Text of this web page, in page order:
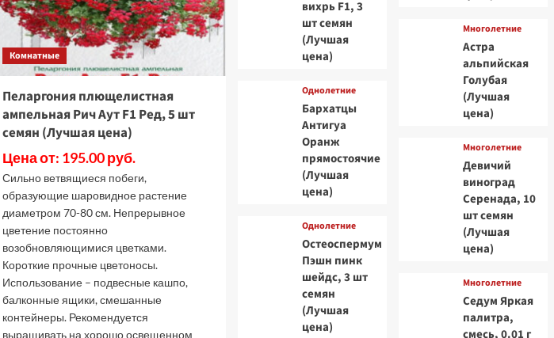
Комнатные
Пеларгония плющелистная
ампельная Рич Аут F1 Ред, 5 шт
семян (Лучшая цена)
Цена от: 195.00 руб.
Сильно ветвящиеся побеги,
образующие шаровидное растение
диаметром 70-80 см. Непрерывное
цветение постоянно
возобновляющимися цветками.
Короткие прочные цветоносы.
Использование – подвесные кашпо,
балконные ящики, смешанные
контейнеры. Рекомендуется
выращивать на хорошо освещенном
вихрь F1, 3
шт семян
(Лучшая
цена)
Однолетние
Бархатцы
Антигуа
Оранж
прямостоячие
(Лучшая
цена)
Однолетние
Остеоспермум
Пэшн пинк
шейдс, 3 шт
семян
(Лучшая
цена)
Многолетние
Астра
альпийская
Голубая
(Лучшая
цена)
Многолетние
Девичий
виноград
Серенада, 10
шт семян
(Лучшая
цена)
Многолетние
Седум Яркая
палитра,
смесь, 0.01 г